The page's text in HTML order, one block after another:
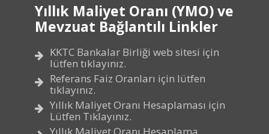
Yıllık Maliyet Oranı (YMO) ve
Mevzuat Bağlantılı Linkler
KKTC Bankalar Birliği web sitesi için
lütfen tıklayınız.
Referans Faiz Oranları için lütfen
tıklayınız.
Yıllık Maliyet Oranı Hesaplaması için
Lütfen Tıklayınız.
Yıllık Maliyet Oranı Hesaplama